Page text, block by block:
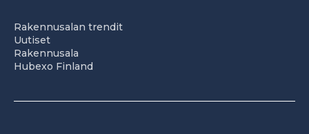
Rakennusalan trendit
Uutiset
Rakennusala
Hubexo Finland